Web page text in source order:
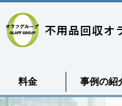
料金 事例の紹